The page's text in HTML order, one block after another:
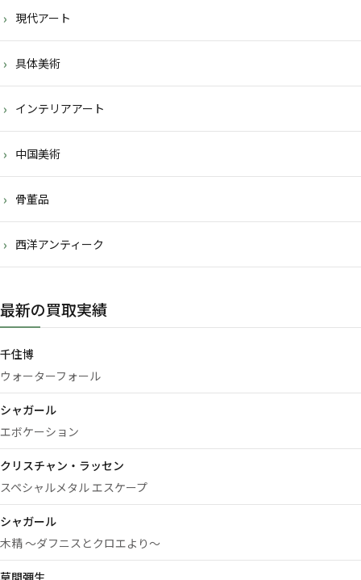
現代アート
具体美術
インテリアアート
中国美術
骨董品
西洋アンティーク
最新の買取実績
千住博
ウォーターフォール
シャガール
エボケーション
クリスチャン・ラッセン
スペシャルメタル エスケープ
シャガール
木精 ～ダフニスとクロエより～
草間彌生